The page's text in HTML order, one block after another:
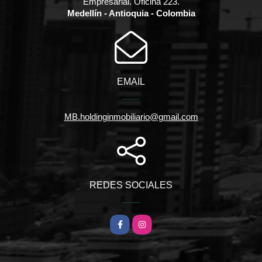
Medellín - Antioquia - Colombia
EMAIL
MB.holdinginmobiliario@gmail.com
REDES SOCIALES
FacebookInstagram